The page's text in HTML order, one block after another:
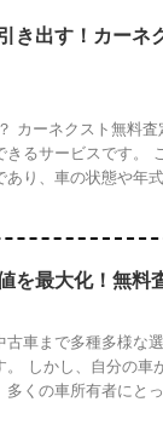
き出す！カーネ
カーネクスト無料
るサービスです。
り、車の状態や年
を最大化！無料
車まで多種多様な
しかし、自分の車
くの車所有者にと